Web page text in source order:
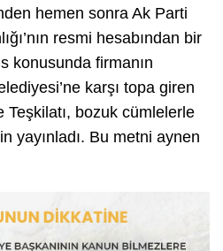
hemen sonra Ak Parti
resmi hesabından bir
konusunda firmanın
karşı topa giren
bozuk cümlelerle
yayınladı. Bu metni aynen